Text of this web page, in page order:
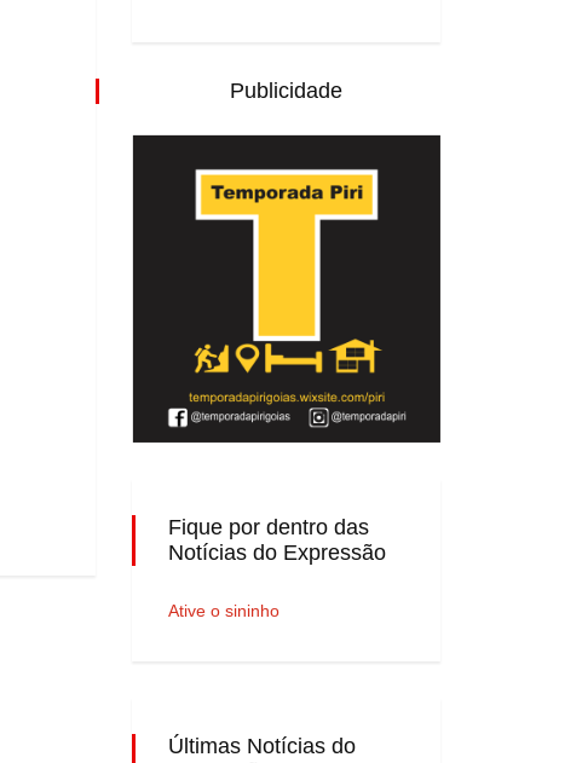
Publicidade
Fique por dentro das
Notícias do Expressão
Ative o sininho
Últimas Notícias do